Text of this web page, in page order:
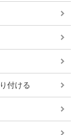
付ける